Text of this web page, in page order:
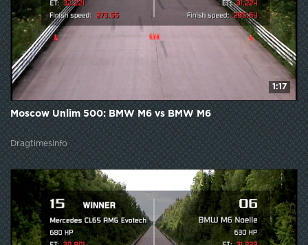
1:17
Moscow Unlim 500: BMW M6 vs BMW M6
DragtimesInfo